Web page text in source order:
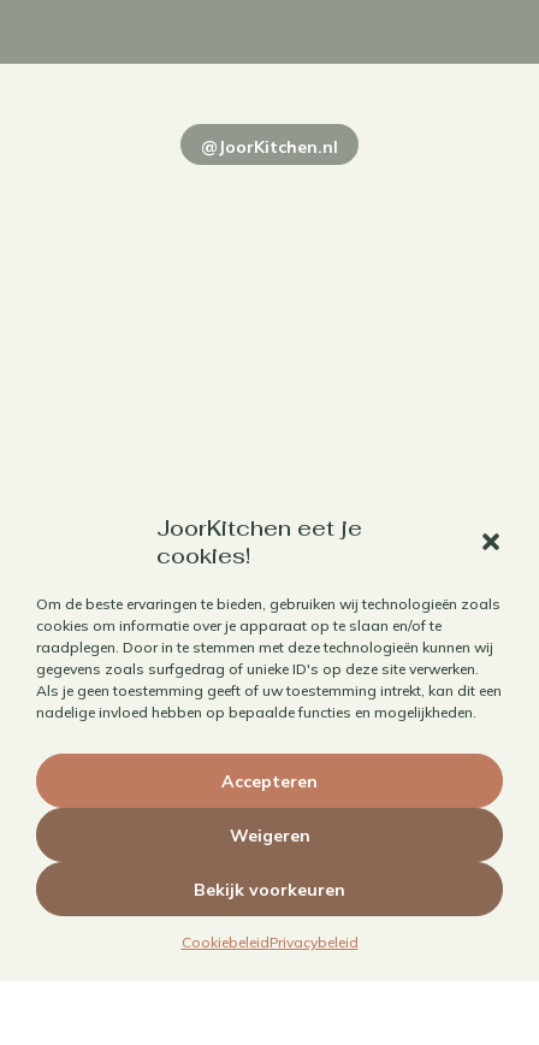
JoorKitchen eet je
cookies!
Om de beste ervaringen te bieden, gebruiken wij technologieën zoals
cookies om informatie over je apparaat op te slaan en/of te
raadplegen. Door in te stemmen met deze technologieën kunnen wij
gegevens zoals surfgedrag of unieke ID's op deze site verwerken.
Als je geen toestemming geeft of uw toestemming intrekt, kan dit een
nadelige invloed hebben op bepaalde functies en mogelijkheden.
Accepteren
Weigeren
Bekijk voorkeuren
CookiebeleidPrivacybeleid
@JoorKitchen.nl
Werk met mij samen
Aanbod
Brandingfotografie voor foodies
Kookboekfotografie
MAIN – Contentjaarabonnement